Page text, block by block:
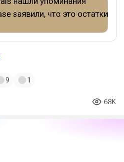
9 1
68K